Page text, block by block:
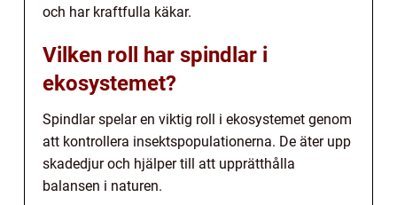
och har kraftfulla käkar.
Vilken roll har spindlar i
ekosystemet?
Spindlar spelar en viktig roll i ekosystemet genom
att kontrollera insektspopulationerna. De äter upp
skadedjur och hjälper till att upprätthålla
balansen i naturen.